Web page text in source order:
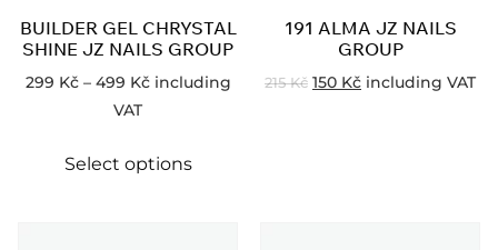
BUILDER GEL CHRYSTAL
SHINE JZ NAILS GROUP
299 Kč – 499 Kč including
VAT
Select options
191 ALMA JZ NAILS
GROUP
215Kč 150 Kč including VAT